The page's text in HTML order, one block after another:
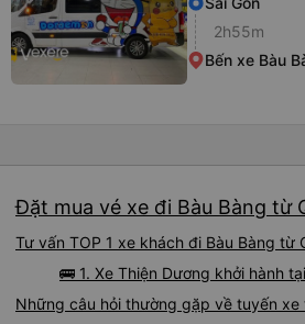
2h55m
Bến xe Bàu
Đặt mua vé xe đi Bàu Bàng từ
Tư vấn TOP 1 xe khách đi Bàu Bàng
🚌 1. Xe Thiện Dương khởi hành
Những câu hỏi thường gặp về tuyến xe